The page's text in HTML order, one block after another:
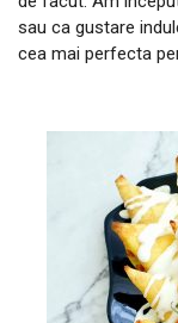
sau ca gustare
cea mai perfecta